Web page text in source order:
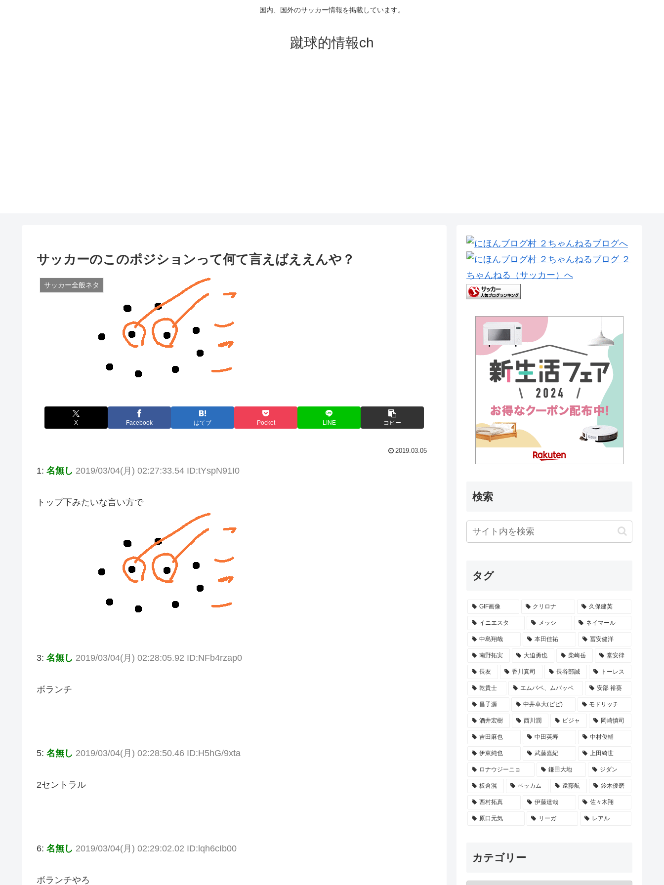
国内、国外のサッカー情報を掲載しています。
蹴球的情報ch
サッカーのこのポジションって何て言えばええんや？
サッカー全般ネタ
X Facebook はてブ Pocket LINE コピー
2019.03.05
1: 名無し 2019/03/04(月) 02:27:33.54 ID:tYspN91I0
トップ下みたいな言い方で
3: 名無し 2019/03/04(月) 02:28:05.92 ID:NFb4rzap0
ボランチ
5: 名無し 2019/03/04(月) 02:28:50.46 ID:H5hG/9xta
2セントラル
6: 名無し 2019/03/04(月) 02:29:02.02 ID:lqh6cIb00
ボランチやろ
検索
タグ
GIF画像 クリロナ 久保建英
イニエスタ メッシ ネイマール
中島翔哉 本田佳祐 冨安健洋
南野拓実 大迫勇也 柴崎岳 堂安律
長友 香川真司 長谷部誠 トーレス
乾貴士 エムバペ、ムバッペ 安部 裕葵
昌子源 中井卓大(ピピ) モドリッチ
酒井宏樹 西川潤 ビジャ 岡崎慎司
吉田麻也 中田英寿 中村俊輔
伊東純也 武藤嘉紀 上田綺世
ロナウジーニョ 鎌田大地 ジダン
板倉滉 ベッカム 遠藤航 鈴木優磨
西村拓真 伊藤達哉 佐々木翔
原口元気 リーガ レアル
カテゴリー